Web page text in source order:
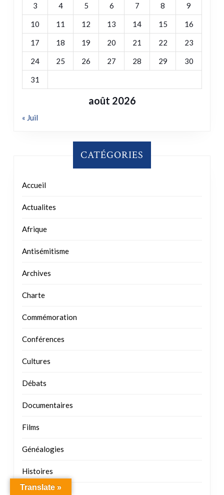
août 2026
3 4 5 6 7 8 9
10 11 12 13 14 15 16
17 18 19 20 21 22 23
24 25 26 27 28 29 30
31
« Juil
CATÉGORIES
Accueil
Actualites
Afrique
Antisémitisme
Archives
Charte
Commémoration
Conférences
Cultures
Débats
Documentaires
Films
Généalogies
Histoires
Justices
Translate »